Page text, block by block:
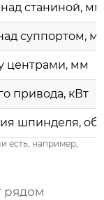
станиной, мм
суппортом,
центрами, мм
привода, кВт
шпинделя,
есть, например,
рядом